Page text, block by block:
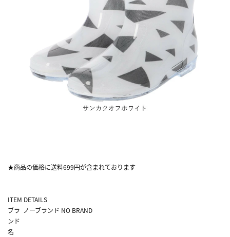
★商品の価格に送料699円が含まれております
ITEM DETAILS
ブラ
ンド
名
ノーブランド NO BRAND